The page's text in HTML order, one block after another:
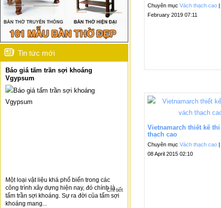
Tin tức mới
Báo giá tấm trần sợi khoáng
Vgypsum
Một loại vật liệu khá phổ biến trong các
công trình xây dựng hiện nay, đó chính là
tấm trần sợi khoáng. Sự ra đời của tấm sợi
khoáng mang...
Chi tiết
Chuyên mục Vách thạch cao
February 2019 07:11
Vietnamarch thiết kế
thạch cao
Chuyên mục Vách thạch cao
08 April 2015 02:10